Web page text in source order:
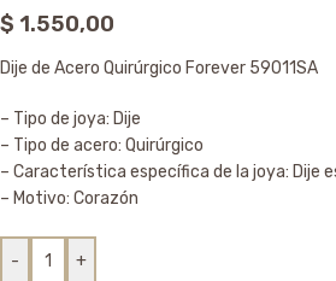
$ 1.550,00
Dije de Acero Quirúrgico Forever 59011SA
– Tipo de joya: Dije
– Tipo de acero: Quirúrgico
– Característica específica de la joya: Dije
– Motivo: Corazón
- +